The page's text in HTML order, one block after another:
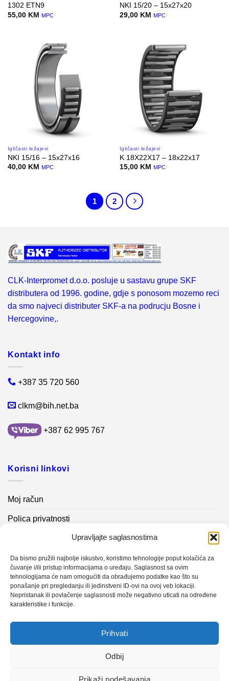
Upravljajte saglasnostima
Da bismo pružili najbolje iskustvo, koristimo tehnologije poput kolačića za
čuvanje i/ili pristup informacijama o uređaju. Saglasnost sa ovim
tehnologijama će nam omogućiti da obrađujemo podatke kao što su
ponašanje pri pregledanju ili jedinstveni ID-ovi na ovoj veb lokaciji.
Nepristanak ili povlačenje saglasnosti može negativno uticati na određene
karakteristike i funkcije.
Prihvati
Odbij
Prikaži podešavanja
1302 ETN9
55,00 KM MPC
NKI 15/20 – 15x27x20
29,00 KM MPC
Igličasti ležajevi
NKI 15/16 – 15x27x16
40,00 KM MPC
Igličasti ležajevi
K 18X22X17 – 18x22x17
15,00 KM MPC
1 2
CLK-Interpromet d.o.o. posluje u sastavu grupe SKF
distributera od 1996. godine, gdje s ponosom mozemo reci
da smo najveci distributer SKF-a na podrucju Bosne i
Hercegovine,.
Kontakt info
+387 35 720 560
clkm@bih.net.ba
+387 62 995 767
Korisni linkovi
Moj račun
Polica privatnosti
Kontakt info
Novosti
Sistem mjerenja vibracija – papir mašina 4
Certificirani partner za održavanje